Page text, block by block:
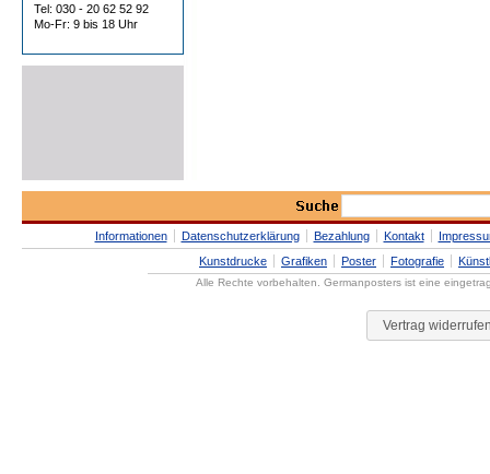
Tel: 030 - 20 62 52 92
Mo-Fr: 9 bis 18 Uhr
Informationen Datenschutzerklärung Bezahlung Kontakt
Kunstdrucke
Grafiken Poster Fotografie
Alle Rechte vorbehalten. Germanposters ist eine
Vertrag